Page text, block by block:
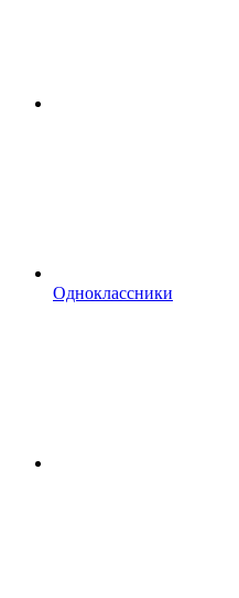
Одноклассники